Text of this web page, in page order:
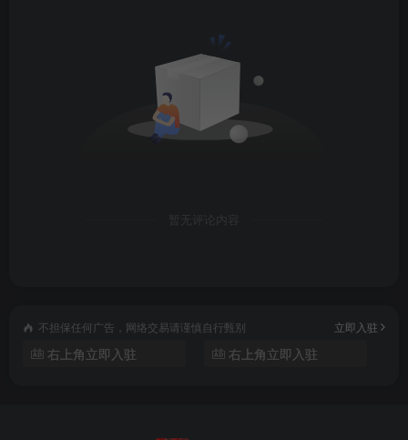
暂无评论内容
不担保任何广告，网络交易请谨慎自行甄别 立即入驻
右上角立即入驻 右上角立即入驻